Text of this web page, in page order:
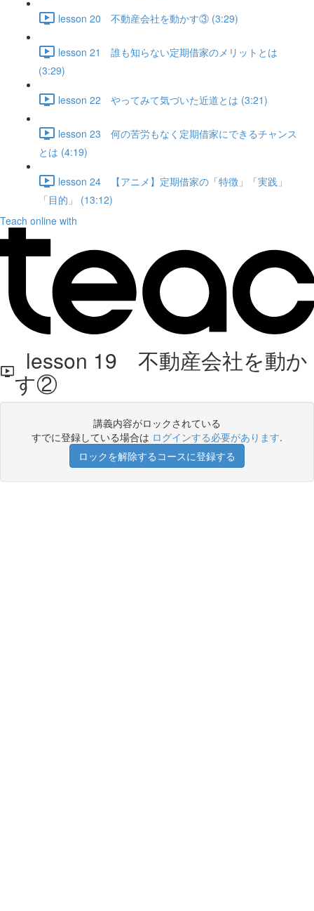
lesson 20 不動産会社を動かす③ (3:29)
lesson 21 誰も知らない定期借家のメリットとは
(3:29)
lesson 22 やってみて気づいた近道とは (3:21)
lesson 23 何の苦労もなく定期借家にできるチャンス
とは (4:19)
lesson 24 【アニメ】定期借家の「特徴」「実践」
「目的」 (13:12)
Teach online with
lesson 19 不動産会社を動か
す②
講義内容がロックされている
すでに登録している場合は ログインする必要があります.
ロックを解除するコースに登録する